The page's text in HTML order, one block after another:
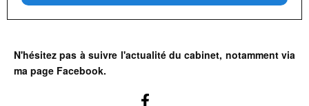
N'hésitez pas à suivre l'actualité du cabinet, notamment via
ma page Facebook.